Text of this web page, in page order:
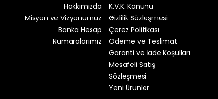
Hakkımızda
Misyon ve Vizyonumuz
Banka Hesap
Numaralarımız
K.V.K. Kanunu
Gizlilik Sözleşmesi
Çerez Politikası
Ödeme ve Teslimat
Garanti ve İade Koşulları
Mesafeli Satış
Sözleşmesi
Yeni Ürünler